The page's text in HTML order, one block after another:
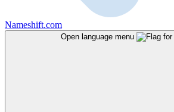
Nameshift.com
Open language menu